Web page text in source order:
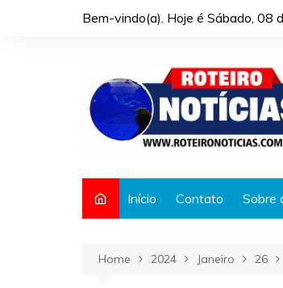
Bem-vindo(a). Hoje é Sábado, 08
Início Contato Sobre
Home 2024 Janeiro 26